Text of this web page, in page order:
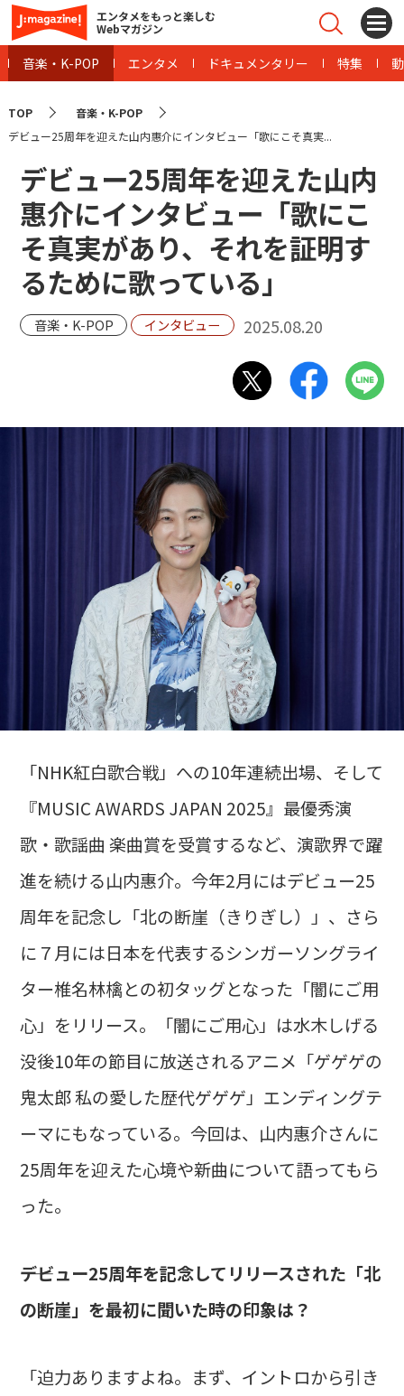
エンタメをもっと楽しむ
Webマガジン
音楽・K-POP エンタメ ドキュメンタリー 特集
TOP
音楽・K-POP
デビュー25周年を迎えた山内惠介にインタビュー「歌にこそ真実...
デビュー25周年を迎えた山内
惠介にインタビュー「歌にこ
そ真実があり、それを証明す
るために歌っている」
音楽・K-POP インタビュー 2025.08.20
「NHK紅白歌合戦」への10年連続出場、そして
『MUSIC AWARDS JAPAN 2025』最優秀演
歌・歌謡曲 楽曲賞を受賞するなど、演歌界で躍
進を続ける山内惠介。今年2月にはデビュー25
周年を記念し「北の断崖（きりぎし）」、さら
に７月には日本を代表するシンガーソングライ
ター椎名林檎との初タッグとなった「闇にご用
心」をリリース。「闇にご用心」は水木しげる
没後10年の節目に放送されるアニメ「ゲゲゲの
鬼太郎 私の愛した歴代ゲゲゲ」エンディングテ
ーマにもなっている。今回は、山内惠介さんに
25周年を迎えた心境や新曲について語ってもら
った。
――デビュー25周年を記念してリリースされた「北
の断崖」を最初に聞いた時の印象は？
「迫力ありますよね。まず、イントロから引き